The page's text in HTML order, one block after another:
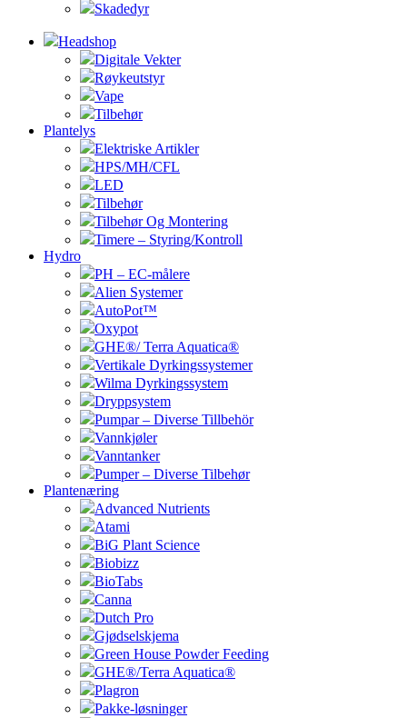
Skadedyr
Headshop
Digitale Vekter
Røykeutstyr
Vape
Tilbehør
Plantelys
Elektriske Artikler
HPS/MH/CFL
LED
Tilbehør
Tilbehør Og Montering
Timere – Styring/Kontroll
Hydro
PH – EC-målere
Alien Systemer
AutoPot™
Oxypot
GHE®/ Terra Aquatica®
Vertikale Dyrkingssystemer
Wilma Dyrkingssystem
Dryppsystem
Pumpar – Diverse Tillbehör
Vannkjøler
Vanntanker
Pumper – Diverse Tilbehør
Plantenæring
Advanced Nutrients
Atami
BiG Plant Science
Biobizz
BioTabs
Canna
Dutch Pro
Gjødselskjema
Green House Powder Feeding
GHE®/Terra Aquatica®
Plagron
Pakke-løsninger